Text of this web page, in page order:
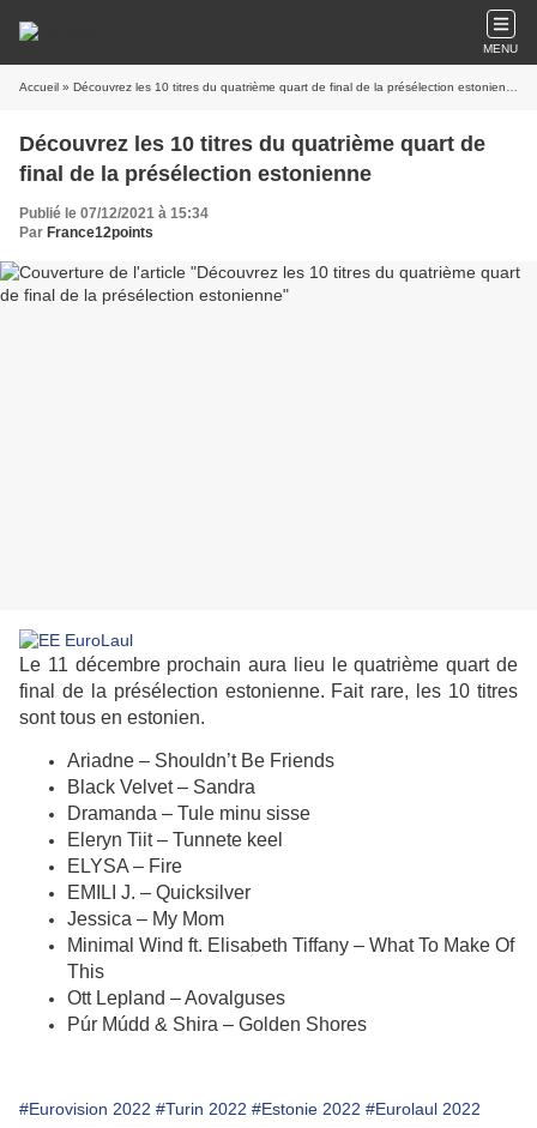
MENU
Accueil » Découvrez les 10 titres du quatrième quart de final de la présélection estonienne
Découvrez les 10 titres du quatrième quart de
final de la présélection estonienne
Publié le 07/12/2021 à 15:34
Par France12points
Le 11 décembre prochain aura lieu le quatrième quart de
final de la présélection estonienne. Fait rare, les 10 titres
sont tous en estonien.
Ariadne – Shouldn’t Be Friends
Black Velvet – Sandra
Dramanda – Tule minu sisse
Eleryn Tiit – Tunnete keel
ELYSA – Fire
EMILI J. – Quicksilver
Jessica – My Mom
Minimal Wind ft. Elisabeth Tiffany – What To Make Of
This
Ott Lepland – Aovalguses
Púr Múdd & Shira – Golden Shores
#Eurovision 2022 #Turin 2022 #Estonie 2022 #Eurolaul 2022